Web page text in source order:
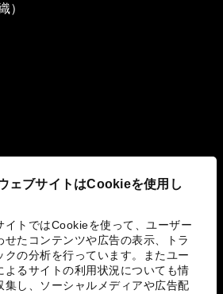
ェブサイトはCookieを使用し
イトではCookieを使って、ユーザー
せたコンテンツや広告の表示、トラ
クの分析を行っています。またユー
よるサイトの利用状況についても情
集し、ソーシャルメディアや広告配
）
取り組み